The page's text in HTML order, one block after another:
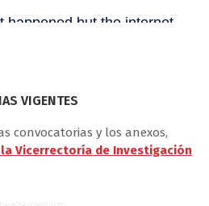
VIGENTES
convocatorias y los anexos,
Vicerrectoría de Investigación